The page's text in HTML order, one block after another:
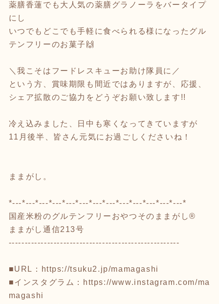
薬膳香蓮でも大人気の薬膳グラノーラをバータイプ
にし
いつでもどこでも手軽に食べられる様になったグル
テンフリーのお菓子🙌
＼我こそはフードレスキューお助け隊員に／
という方、賞味期限も間近ではありますが、応援、
シェア拡散のご協力をどうぞお願い致します!!
冷え込みました、日中も寒くなってきていますが
11月後半、皆さん元気にお過ごしくださいね！
ままがし。
*---*---*---*---*---*---*---*---*---*---*---*---*---*
国産米粉のグルテンフリーおやつそのままがし®️
ままがし通信213号
-----------------------------------------------------
■URL：https://tsuku2.jp/mamagashi
■インスタグラム：https://www.instagram.com/ma
magashi